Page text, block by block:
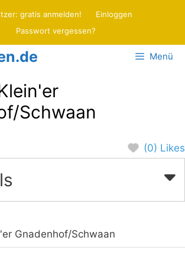
gratis anmelden!
Einloggen
Passwort vergessen?
Menü
Schwaan
(0) Likes
Gnadenhof/Schwaan